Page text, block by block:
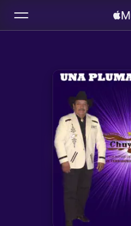
Install